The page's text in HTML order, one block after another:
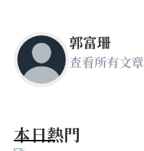
郭富珊
查看所有文章
本日熱門